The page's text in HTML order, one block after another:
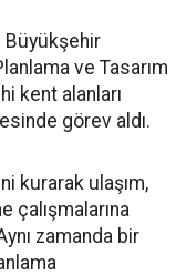
Büyükşehir
ve Tasarım
kent alanları
görev aldı.
kurarak ulaşım,
çalışmalarına
zamanda bir